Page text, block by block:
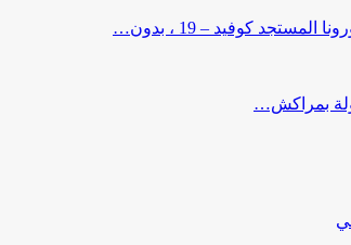
كوفيد – 19 ، بدون…
بمراكش…